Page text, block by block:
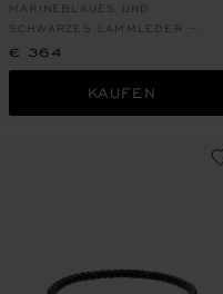
MARINEBLAUES UND
SCHWARZES LAMMLEDER –
SILBERFARBENES METALL
€ 364
KAUFEN